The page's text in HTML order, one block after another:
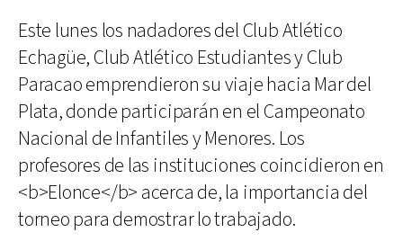
Este lunes los nadadores del Club Atlético
Echagüe, Club Atlético Estudiantes y Club
Paracao emprendieron su viaje hacia Mar del
Plata, donde participarán en el Campeonato
Nacional de Infantiles y Menores. Los
profesores de las instituciones coincidieron en
<b>Elonce</b> acerca de, la importancia del
torneo para demostrar lo trabajado.